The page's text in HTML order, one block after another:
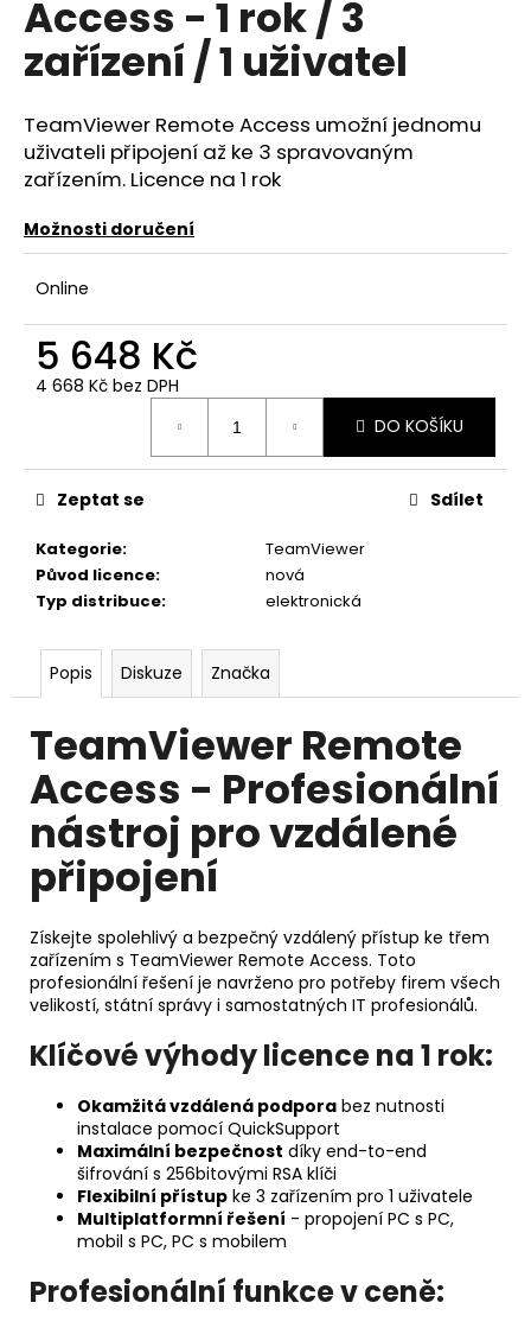
Access - 1 rok / 3
zařízení / 1 uživatel
TeamViewer Remote Access umožní jednomu
uživateli připojení až ke 3 spravovaným
zařízením. Licence na 1 rok
Možnosti doručení
Online
5 648 Kč
4 668 Kč bez DPH
DO KOŠÍKU
Kategorie:
TeamViewer
Původ licence:
nová
Typ distribuce: elektronická
Zeptat se Sdílet
Popis Diskuze Značka
TeamViewer Remote
Access - Profesionální
nástroj pro vzdálené
připojení
Získejte spolehlivý a bezpečný vzdálený přístup ke třem
zařízením s TeamViewer Remote Access. Toto
profesionální řešení je navrženo pro potřeby firem všech
velikostí, státní správy i samostatných IT profesionálů.
Klíčové výhody licence na 1 rok:
Okamžitá vzdálená podpora bez nutnosti
instalace pomocí QuickSupport
Maximální bezpečnost díky end-to-end
šifrování s 256bitovými RSA klíči
Flexibilní přístup ke 3 zařízením pro 1 uživatele
Multiplatformní řešení - propojení PC s PC,
mobil s PC, PC s mobilem
Profesionální funkce v ceně:
a
j
t
?
D
u
č
u
ANYDESK
STANDARD
ROK
11
461
Kč